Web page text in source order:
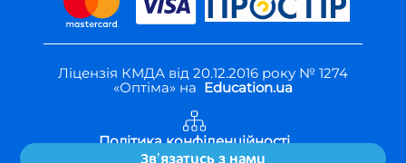
Ліцензія КМДА від 20.12.2016 року № 1274
«Оптіма» на Education.ua
Політика конфіденційності
Правила користування
Звʼязатись з нами